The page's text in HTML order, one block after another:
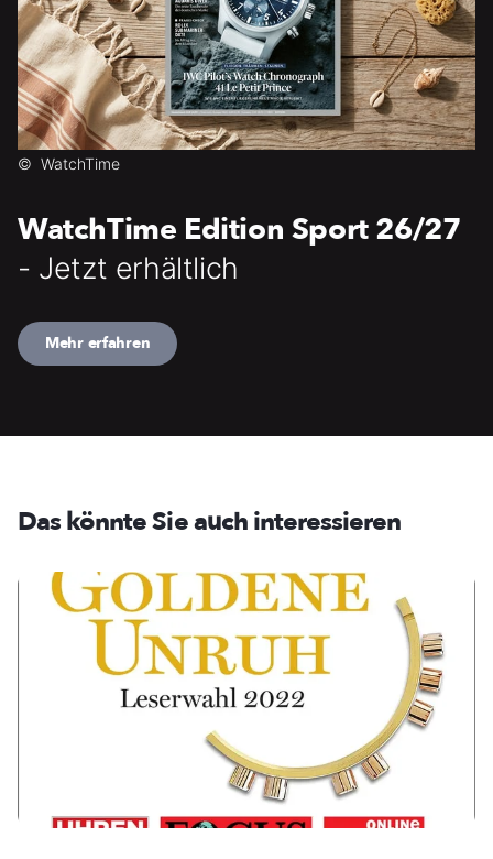
© WatchTime
WatchTime Edition Sport 26/27
- Jetzt erhältlich
Mehr erfahren
Das könnte Sie auch interessieren